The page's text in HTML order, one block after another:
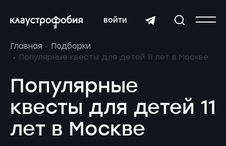
войти
Главная
Подборки
Популярные квесты для детей 11 лет в Москве
Популярные
квесты для детей 11
лет в Москве